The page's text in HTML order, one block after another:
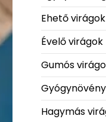
Ehető virágok
Évelő virágok
Gumós
Gyógynövény
Hagymás